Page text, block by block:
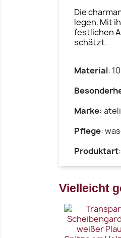
Die
legen. Mit
festlichen
schätzt.
Material:
Marke:
Pflege:
Produktart
Vielleicht